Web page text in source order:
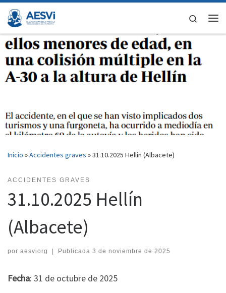
Saltar al contenido
Search
Inicio »Accidentes graves »31.10.2025 Hellín (Albacete)
ACCIDENTES GRAVES
31.10.2025 Hellín
(Albacete)
por aesviorg | Publicada 3 de noviembre de 2025
Fecha: 31 de octubre de 2025